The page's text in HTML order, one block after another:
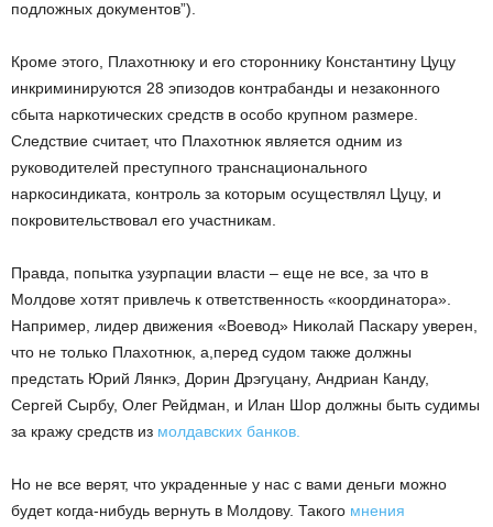
подложных документов”).
Кроме этого, Плахотнюку и его стороннику Константину Цуцу
инкриминируются 28 эпизодов контрабанды и незаконного
сбыта наркотических средств в особо крупном размере.
Следствие считает, что Плахотнюк является одним из
руководителей преступного транснационального
наркосиндиката, контроль за которым осуществлял Цуцу, и
покровительствовал его участникам.
Правда, попытка узурпации власти – еще не все, за что в
Молдове хотят привлечь к ответственность «координатора».
Например, лидер движения «Воевод» Николай Паскару уверен,
что не только Плахотнюк, а,перед судом также должны
предстать Юрий Лянкэ, Дорин Дрэгуцану, Андриан Канду,
Сергей Сырбу, Олег Рейдман, и Илан Шор должны быть судимы
за кражу средств из молдавских банков.
Но не все верят, что украденные у нас с вами деньги можно
будет когда-нибудь вернуть в Молдову. Такого мнения